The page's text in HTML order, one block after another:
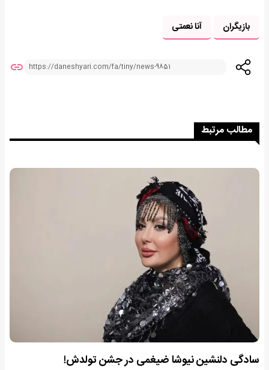
بازیگران آنا نعمتی
مطالب مرتبط
سادگی دلنشین نیوشا ضیغمی در جشن تولدش!